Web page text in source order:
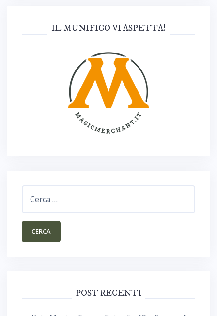
IL MUNIFICO VI ASPETTA!
POST RECENTI